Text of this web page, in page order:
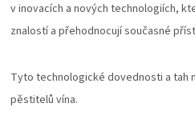
v inovacích a nových technologiích,
znalostí a přehodnocují současné
Tyto technologické dovednosti a tah
pěstitelů vína.